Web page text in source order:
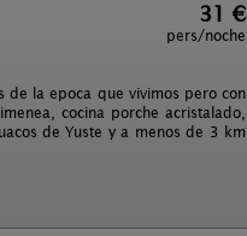
31 €
pers/noche
de la epoca que vivimos pero con
cocina porche acristalado,
de Yuste y a menos de 3 km